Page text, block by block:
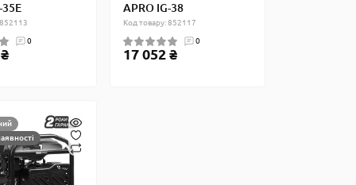
35Е
0
APRO IG-38
Код товару: 852117
0
17 052 ₴